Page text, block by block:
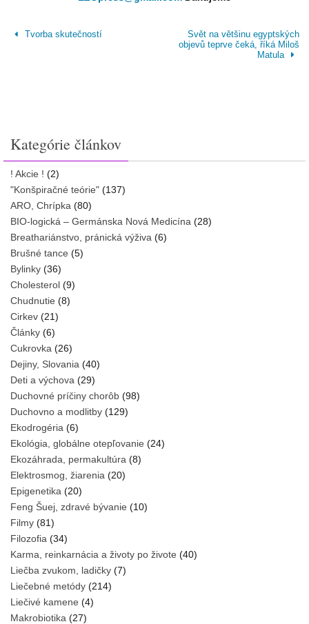
Tvorba skutečností
Svět na většinu egyptských
objevů teprve čeká, říká Miloš
Matula
Kategórie článkov
! Akcie ! (2)
"Konšpiračné teórie" (137)
ARO, Chrípka (80)
BIO-logická – Germánska Nová Medicína (28)
Breathariánstvo, pránická výživa (6)
Brušné tance (5)
Bylinky (36)
Cholesterol (9)
Chudnutie (8)
Cirkev (21)
Články (6)
Cukrovka (26)
Dejiny, Slovania (40)
Deti a výchova (29)
Duchovné príčiny chorôb (98)
Duchovno a modlitby (129)
Ekodrogéria (6)
Ekológia, globálne otepľovanie (24)
Ekozáhrada, permakultúra (8)
Elektrosmog, žiarenia (20)
Epigenetika (20)
Feng Šuej, zdravé bývanie (10)
Filmy (81)
Filozofia (34)
Karma, reinkarnácia a životy po živote (40)
Liečba zvukom, ladičky (7)
Liečebné metódy (214)
Liečivé kamene (4)
Makrobiotika (27)